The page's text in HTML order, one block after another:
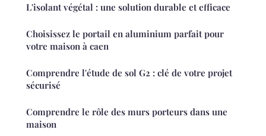
L'isolant végétal : une solution durable et efficace
Choisissez le portail en aluminium parfait pour
votre maison à caen
Comprendre l'étude de sol G2 : clé de votre projet
sécurisé
Comprendre le rôle des murs porteurs dans une
maison